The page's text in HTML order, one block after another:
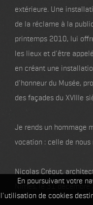
extérieure. Une
de la réclame à la
printemps 2010, lui
les lieux et d'être
en créant une
d'honneur du Musée,
des façades du XVIIIe
Je rends un hommage
vocation : celle de nous
Nicolas Crégut,
Nîmes, le 31 décembre
En poursuivant votre
l'utilisation de cookies